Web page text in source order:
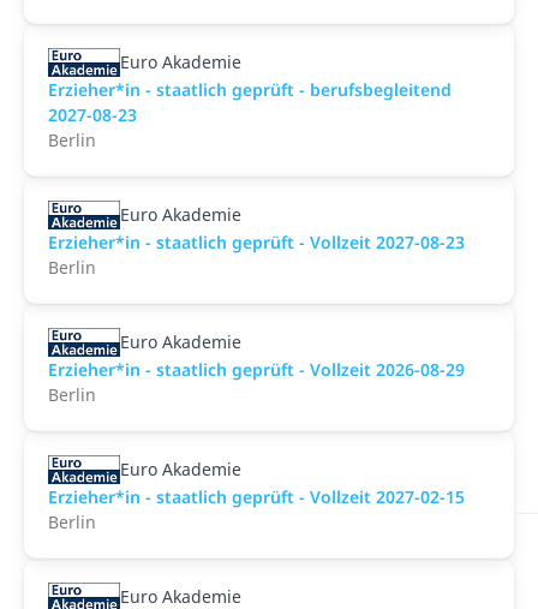
Euro Akademie
Erzieher*in - staatlich geprüft - berufsbegleitend
2027-08-23
Berlin
Euro Akademie
Erzieher*in - staatlich geprüft - Vollzeit 2027-08-23
Berlin
Euro Akademie
Erzieher*in - staatlich geprüft - Vollzeit 2026-08-29
Berlin
Euro Akademie
Erzieher*in - staatlich geprüft - Vollzeit 2027-02-15
Berlin
Euro Akademie